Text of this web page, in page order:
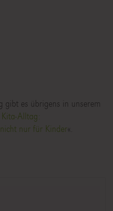
gibt es übrigens in unserem
Alltag:
nur für Kinder«.